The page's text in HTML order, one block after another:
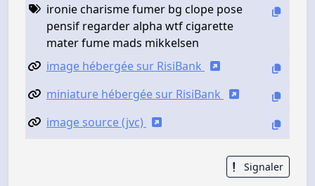
ironie charisme fumer bg clope pose
pensif regarder alpha wtf cigarette
mater fume mads mikkelsen
image hébergée sur RisiBank
miniature hébergée sur RisiBank
image source (jvc)
Signaler